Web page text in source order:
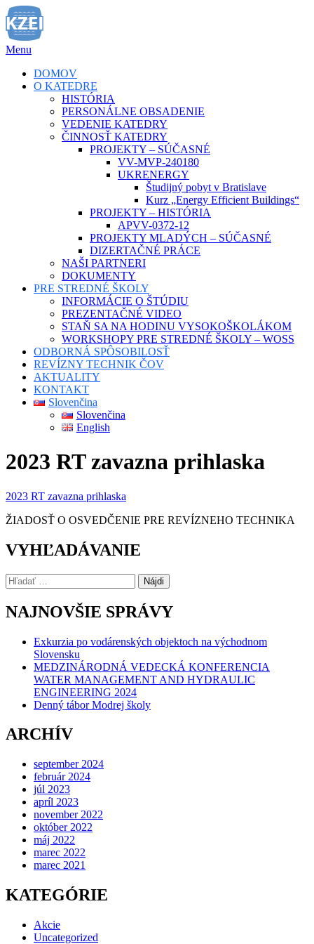
Prejsť
na
obsah
Menu
DOMOV
O KATEDRE
HISTÓRIA
PERSONÁLNE OBSADENIE
VEDENIE KATEDRY
ČINNOSŤ KATEDRY
PROJEKTY – SÚČASNÉ
VV-MVP-240180
UKRENERGY
Študijný pobyt v Bratislave
Kurz „Energy Efficient Buildings“
PROJEKTY – HISTÓRIA
APVV-0372-12
PROJEKTY MLADÝCH – SÚČASNÉ
DIZERTAČNÉ PRÁCE
NAŠI PARTNERI
DOKUMENTY
PRE STREDNÉ ŠKOLY
INFORMÁCIE O ŠTÚDIU
PREZENTAČNÉ VIDEO
STAŇ SA NA HODINU VYSOKOŠKOLÁKOM
WORKSHOPY PRE STREDNÉ ŠKOLY – WOSS
ODBORNÁ SPÔSOBILOSŤ
REVÍZNY TECHNIK ČOV
AKTUALITY
KONTAKT
Slovenčina
Slovenčina
English
2023 RT zavazna prihlaska
2023 RT zavazna prihlaska
ŽIADOSŤ O OSVEDČENIE PRE REVÍZNEHO TECHNIKA
VYHĽADÁVANIE
Hľadať:
NAJNOVŠIE SPRÁVY
Exkurzia po vodárenských objektoch na východnom
Slovensku
MEDZINÁRODNÁ VEDECKÁ KONFERENCIA
WATER MANAGEMENT AND HYDRAULIC
ENGINEERING 2024
Denný tábor Modrej školy
ARCHÍV
september 2024
február 2024
júl 2023
apríl 2023
november 2022
október 2022
máj 2022
marec 2022
marec 2021
KATEGÓRIE
Akcie
Uncategorized